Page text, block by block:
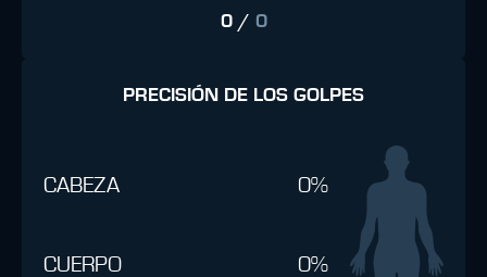
0/ 0
PRECISIÓN DE LOS GOLPES
CABEZA 0%
CUERPO 0%